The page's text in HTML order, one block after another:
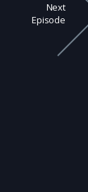
Next
Episode